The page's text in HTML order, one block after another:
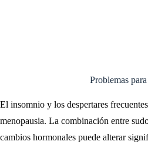
Problemas
El insomnio y los despertares
menopausia. La combinación entre
cambios hormonales puede alterar